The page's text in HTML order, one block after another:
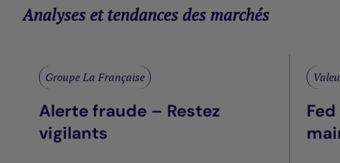
Analyses et tendances des marchés
Groupe La Française
Alerte fraude – Restez
vigilants